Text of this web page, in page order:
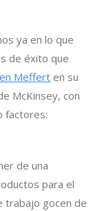
ya en lo que
de éxito que
Meffert en su
McKinsey, con
factores:
de una
para el
trabajo gocen de